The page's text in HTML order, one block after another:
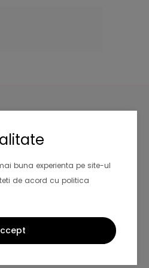
buna experienta pe site-ul
de acord cu politica
si primesti
comanda.
existenti